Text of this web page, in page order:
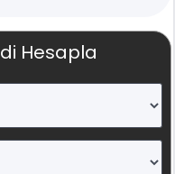
Hesapla